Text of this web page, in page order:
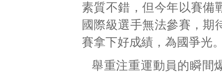
素質不錯，但今年以賽備
國際級選手無法參賽，期
賽拿下好成績，為國爭光
舉重注重運動員的瞬間